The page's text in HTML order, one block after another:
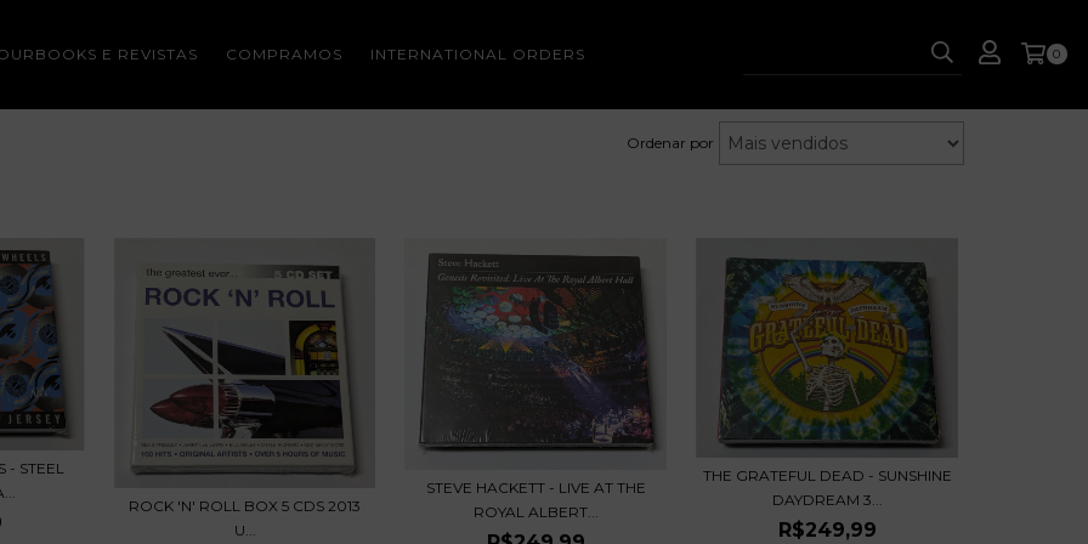
E REVISTAS COMPRAMOS INTERNATIONAL ORDERS 0
Ordenar por
- STEEL
ROCK 'N' ROLL BOX 5 CDS 2013
U...
STEVE HACKETT - LIVE AT THE
ROYAL ALBERT...
THE GRATEFUL DEAD - SUNSHINE
DAYDREAM 3...
R$249,99